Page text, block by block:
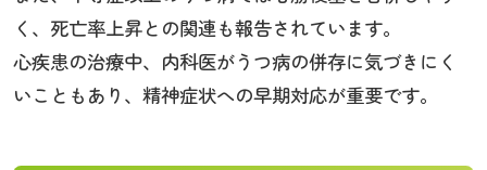
く、死亡率上昇との関連も報告されています。
心疾患の治療中、内科医がうつ病の併存に気づきにく
いこともあり、精神症状への早期対応が重要です。